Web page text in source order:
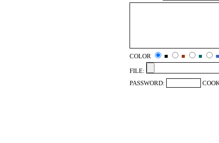
COLOR ■ ■ ■
■
FILE:
PASSWORD: